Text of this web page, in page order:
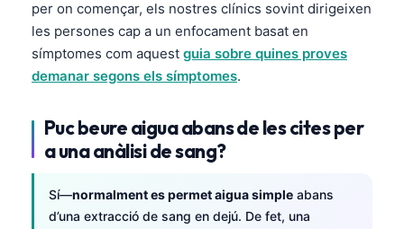
per on començar, els nostres clínics sovint dirigeixen
les persones cap a un enfocament basat en
símptomes com aquest guia sobre quines proves
demanar segons els símptomes.
Puc beure aigua abans de les cites per
a una anàlisi de sang?
Sí—normalment es permet aigua simple abans
d’una extracció de sang en dejú. De fet, una